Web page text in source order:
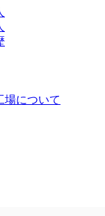
場について